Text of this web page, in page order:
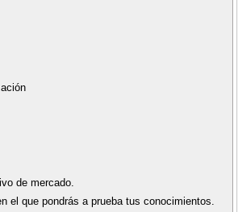
de mercado.
el que pondrás a prueba tus conocimientos.